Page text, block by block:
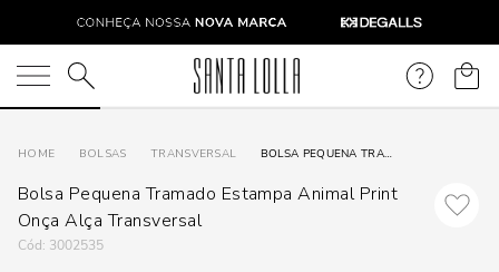
O que você está procurando?
BOLSAS TRANSVERSAL BOLSA PEQUENA TRAMADO ESTAMPA ANIMAL PRINT ONÇA ALÇA TRANSVERSAL
Bolsa Pequena Tramado Estampa Animal Print
Onça Alça Transversal
: 3002535